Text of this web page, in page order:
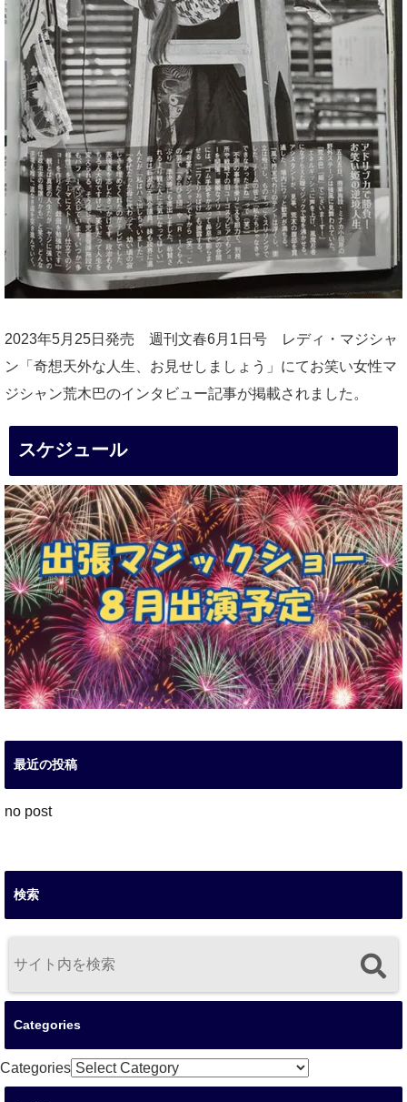
2023年5月25日発売 週刊文春6月1日号 レディ・マジシャ
ン「奇想天外な人生、お見せしましょう」にてお笑い女性マ
ジシャン荒木巴のインタビュー記事が掲載されました。
スケジュール
最近の投稿
no post
検索
Categories
Categories